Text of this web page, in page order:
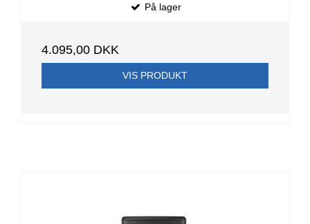
På lager
4.095,00 DKK
VIS PRODUKT